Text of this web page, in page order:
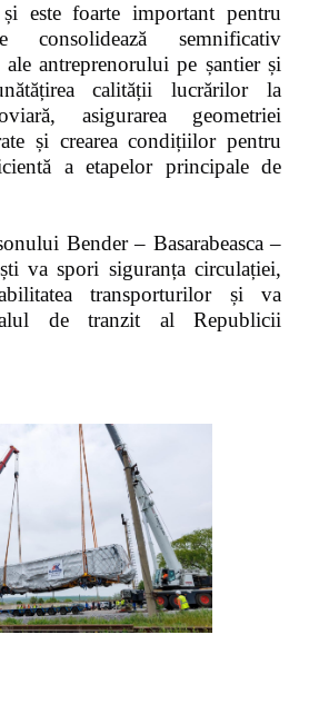
este foarte important pentru
consolidează semnificativ
ale antreprenorului pe șantier și
calității lucrărilor la
asigurarea geometriei
și crearea condițiilor pentru
a etapelor principale de
Bender – Basarabeasca –
va spori siguranța circulației,
transporturilor și va
de tranzit al Republicii